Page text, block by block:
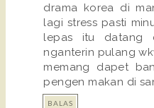
drama korea di
lagi stress pasti
lepas itu datang
nganterin pulang
memang dapet
pengen makan di
BALAS